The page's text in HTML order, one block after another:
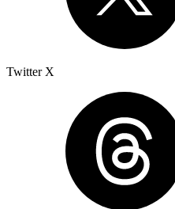
Twitter X